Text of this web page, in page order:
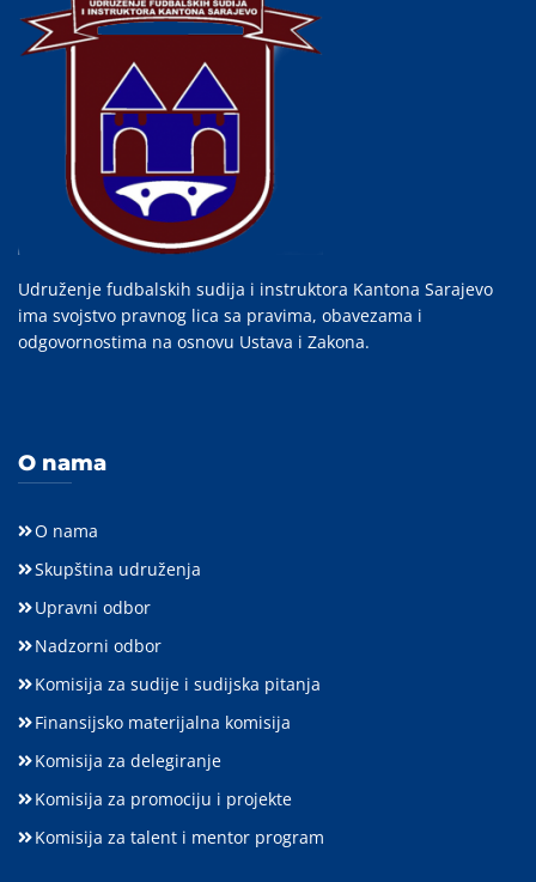
Udruženje fudbalskih sudija i instruktora Kantona Sarajevo
ima svojstvo pravnog lica sa pravima, obavezama i
odgovornostima na osnovu Ustava i Zakona.
O nama
O nama
Skupština udruženja
Upravni odbor
Nadzorni odbor
Komisija za sudije i sudijska pitanja
Finansijsko materijalna komisija
Komisija za delegiranje
Komisija za promociju i projekte
Komisija za talent i mentor program